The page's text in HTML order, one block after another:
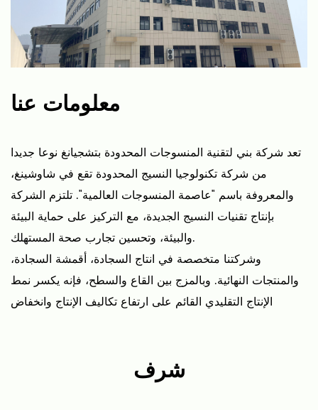
معلومات عنا
تعد شركة بني لتقنية المنسوجات المحدودة بتشجيانغ نوعا جديدا
من شركة تكنولوجيا النسيج المحدودة تقع في شاوشينغ،
والمعروفة باسم "عاصمة المنسوجات العالمية". تلتزم الشركة
بإنتاج تقنيات النسيج الجديدة، مع التركيز على حماية البيئة
والبيئة، وتحسين تجارب صحة المستهلك.
وشركتنا متخصصة في انتاج السجادة، أقمشة السجادة،
والمنتجات النهائية. وبالمزج بين القاع والسطح، فإنه يكسر نمط
الإنتاج التقليدي القائم على ارتفاع تكاليف الإنتاج وانخفاض
ولدى بين مصانعها الخاصة للحياكة والصباغة والطباعة، ومصانع
تجهيز السجادة المنتهية، مما يمكننا من السيطرة على سلسلة
شرف